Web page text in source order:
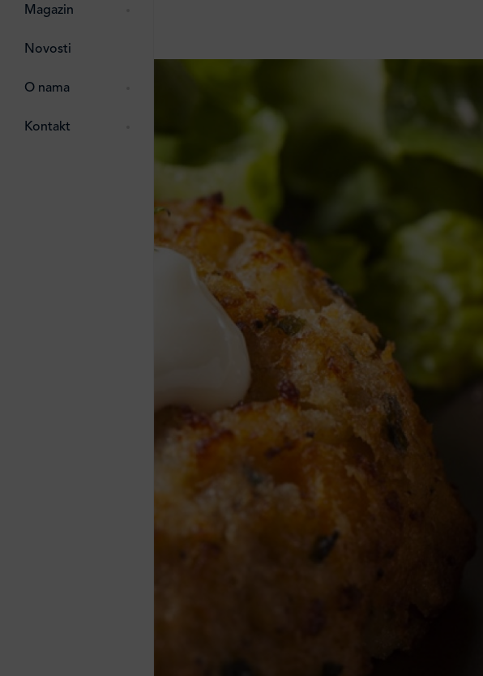
Magazin
Novosti
O nama
ostalo
Kontakt